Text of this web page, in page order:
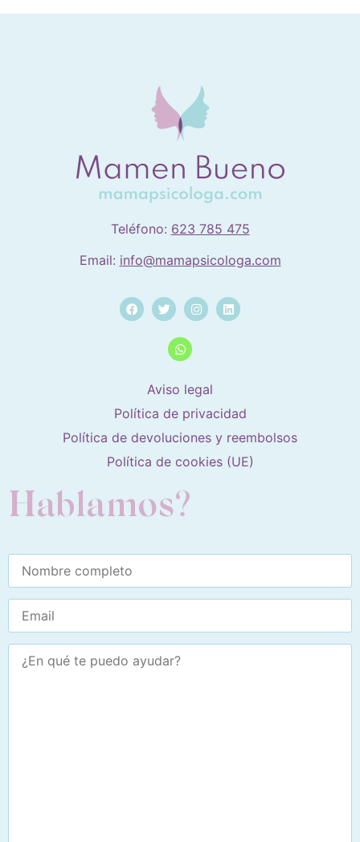
Teléfono: 623 785 475
Email: info@mamapsicologa.com
Aviso legal
Política de privacidad
Política de devoluciones y reembolsos
Política de cookies (UE)
Hablamos?